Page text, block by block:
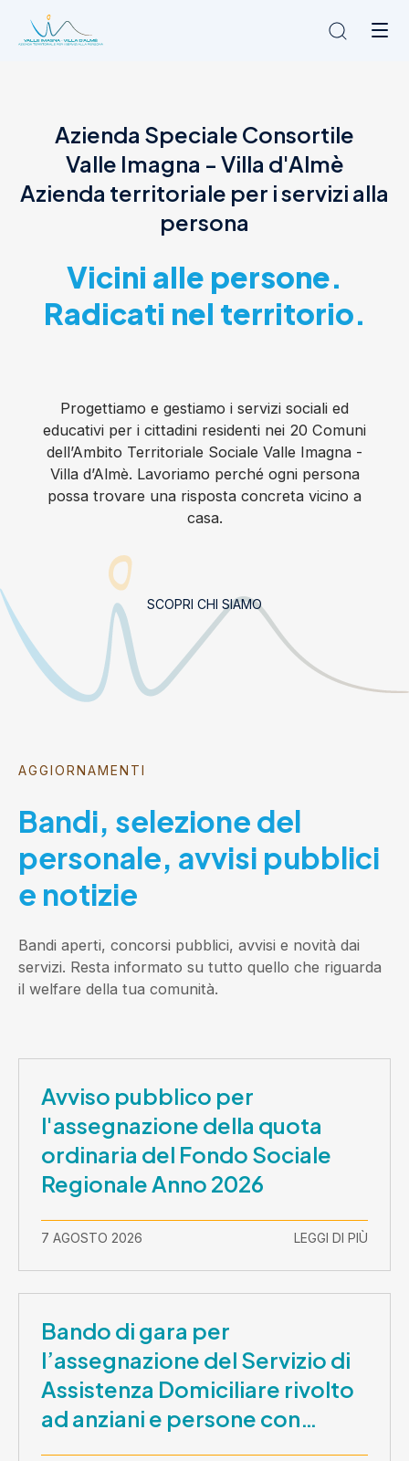
L'Ambito
Cosa facciamo
News
Amministrazione trasparente
Azienda Speciale Consortile
Valle Imagna - Villa d'Almè
Azienda territoriale per i servizi alla
persona
Vicini alle persone.
Radicati nel territorio.
Progettiamo e gestiamo i servizi sociali ed
educativi per i cittadini residenti nei 20 Comuni
dell’Ambito Territoriale Sociale Valle Imagna -
Villa d’Almè. Lavoriamo perché ogni persona
possa trovare una risposta concreta vicino a
casa.
SCOPRI CHI SIAMO
AGGIORNAMENTI
Bandi, selezione del
personale, avvisi pubblici
e notizie
Bandi aperti, concorsi pubblici, avvisi e novità dai
servizi. Resta informato su tutto quello che riguarda
il welfare della tua comunità.
Avviso pubblico per
l'assegnazione della quota
ordinaria del Fondo Sociale
Regionale Anno 2026
7 AGOSTO 2026 LEGGI DI PIÙ
Bando di gara per
l’assegnazione del Servizio di
Assistenza Domiciliare rivolto
ad anziani e persone con